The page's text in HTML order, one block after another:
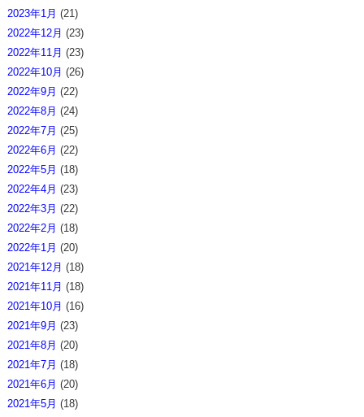
2023年1月 (21)
2022年12月 (23)
2022年11月 (23)
2022年10月 (26)
2022年9月 (22)
2022年8月 (24)
2022年7月 (25)
2022年6月 (22)
2022年5月 (18)
2022年4月 (23)
2022年3月 (22)
2022年2月 (18)
2022年1月 (20)
2021年12月 (18)
2021年11月 (18)
2021年10月 (16)
2021年9月 (23)
2021年8月 (20)
2021年7月 (18)
2021年6月 (20)
2021年5月 (18)